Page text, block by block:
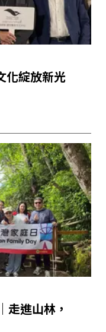
化綻放新光
走進山林，